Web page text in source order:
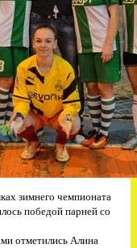
зимнего чемпионата
победой парней со
отметились Алина